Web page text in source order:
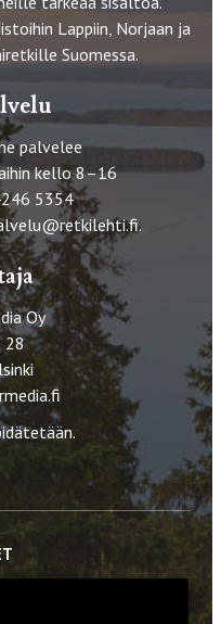
Lappiin, Norjaan ja
Suomessa.
palvelee
kello 8–16
5354
.
Oy
28